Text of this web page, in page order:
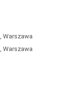
Warszawa
Warszawa